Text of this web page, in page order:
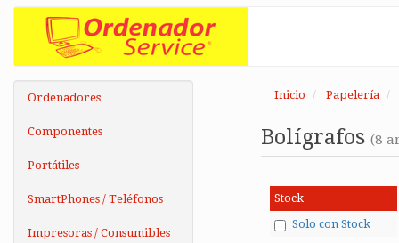
Ordenadores
Componentes
Portátiles
SmartPhones / Teléfonos
Impresoras / Consumibles
Inicio Papelería
Bolígrafos (8
Stock
Solo con Stock